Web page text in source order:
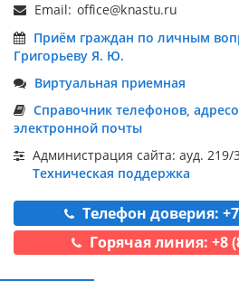
Email:
Приём граждан по личным
Григорьеву Я. Ю.
Виртуальная приемная
Справочник телефонов,
электронной почты
Администрация сайта: ауд. 219/
Техническая поддержка
Телефон доверия: +7
Горячая линия: +8